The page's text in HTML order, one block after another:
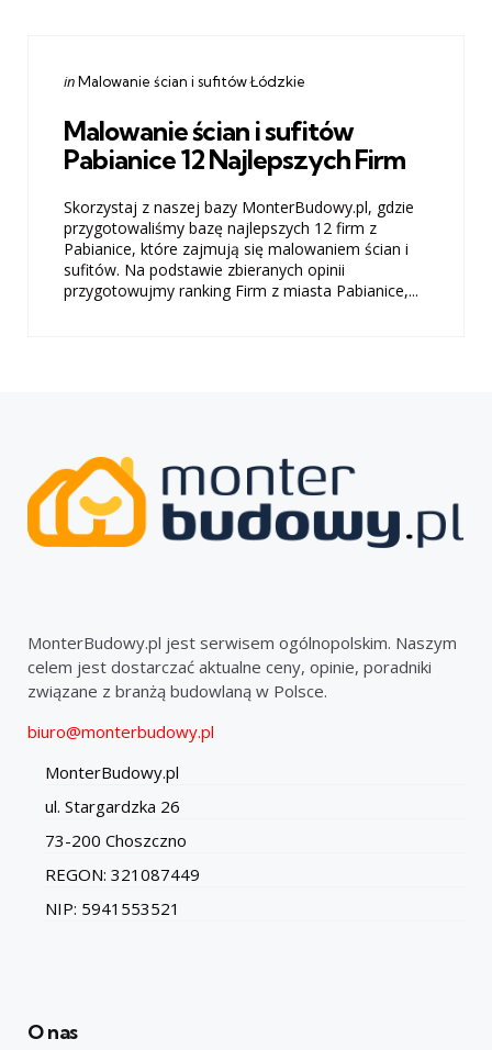
Categories
Posted
inMalowanie ścian i sufitów Łódzkie
Malowanie ścian i sufitów
Pabianice 12 Najlepszych Firm
Skorzystaj z naszej bazy MonterBudowy.pl, gdzie
przygotowaliśmy bazę najlepszych 12 firm z
Pabianice, które zajmują się malowaniem ścian i
sufitów. Na podstawie zbieranych opinii
przygotowujmy ranking Firm z miasta Pabianice,...
MonterBudowy.pl jest serwisem ogólnopolskim. Naszym
celem jest dostarczać aktualne ceny, opinie, poradniki
związane z branżą budowlaną w Polsce.
biuro@monterbudowy.pl
MonterBudowy.pl
ul. Stargardzka 26
73-200 Choszczno
REGON: 321087449
NIP: 5941553521
O nas